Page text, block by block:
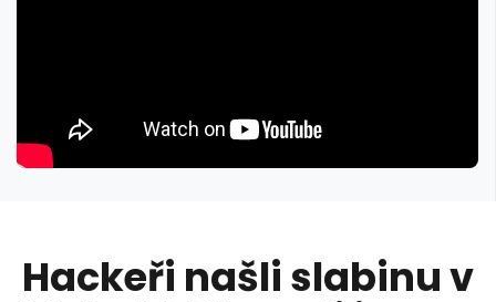
Hackeři našli slabinu v